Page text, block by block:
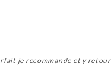
je recommande et y